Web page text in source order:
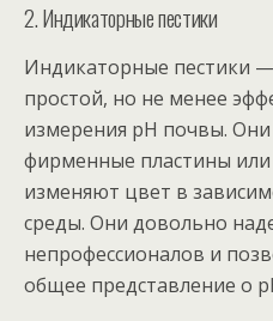
2. Индикаторные пестики
Индикаторные пестики
простой, но не менее
измерения pH почвы.
фирменные пластины
изменяют цвет в
среды. Они довольно
непрофессионалов и
общее представление о